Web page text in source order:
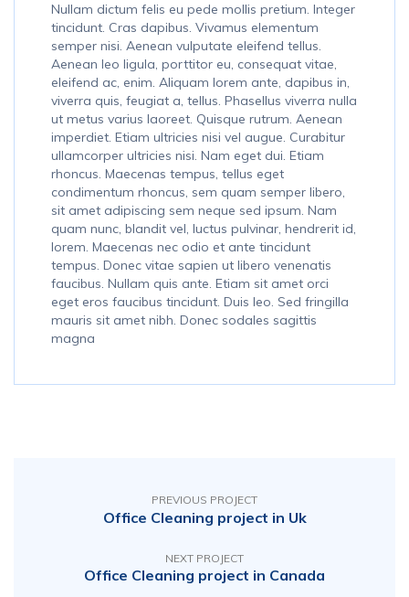
Nullam dictum felis eu pede mollis pretium. Integer
tincidunt. Cras dapibus. Vivamus elementum
semper nisi. Aenean vulputate eleifend tellus.
Aenean leo ligula, porttitor eu, consequat vitae,
eleifend ac, enim. Aliquam lorem ante, dapibus in,
viverra quis, feugiat a, tellus. Phasellus viverra nulla
ut metus varius laoreet. Quisque rutrum. Aenean
imperdiet. Etiam ultricies nisi vel augue. Curabitur
ullamcorper ultricies nisi. Nam eget dui. Etiam
rhoncus. Maecenas tempus, tellus eget
condimentum rhoncus, sem quam semper libero,
sit amet adipiscing sem neque sed ipsum. Nam
quam nunc, blandit vel, luctus pulvinar, hendrerit id,
lorem. Maecenas nec odio et ante tincidunt
tempus. Donec vitae sapien ut libero venenatis
faucibus. Nullam quis ante. Etiam sit amet orci
eget eros faucibus tincidunt. Duis leo. Sed fringilla
mauris sit amet nibh. Donec sodales sagittis
magna
PREVIOUS PROJECT
Office Cleaning project in Uk
NEXT PROJECT
Office Cleaning project in Canada